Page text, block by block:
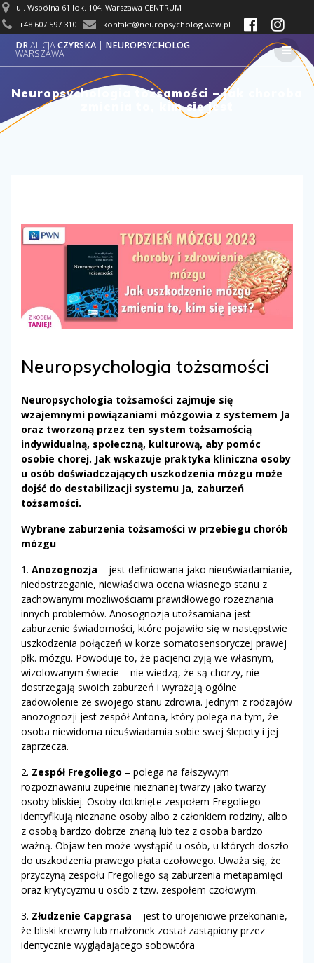
Przejdź
do
treści
ul. Wspólna 61 lok. 104, Warszawa CENTRUM
+48 607 597 310 kontakt@neuropsycholog.waw.pl
DRALICJACZYRSKA| NEUROPSYCHOLOG
WARSZAWA
Neuropsychologia tożsamości – jak choroba
zmienia to, kim się jest
Neuropsychologia tożsamości
Neuropsychologia tożsamości zajmuje się
wzajemnymi powiązaniami mózgowia z systemem Ja
oraz tworzoną przez ten system tożsamością
indywidualną, społeczną, kulturową, aby pomóc
osobie chorej. Jak wskazuje praktyka kliniczna osoby
u osób doświadczających uszkodzenia mózgu może
dojść do destabilizacji systemu Ja, zaburzeń
tożsamości.
Wybrane zaburzenia tożsamości w przebiegu chorób
mózgu
1. Anozognozja – jest definiowana jako nieuświadamianie,
niedostrzeganie, niewłaściwa ocena własnego stanu z
zachowanymi możliwościami prawidłowego rozeznania
innych problemów. Anosognozja utożsamiana jest
zaburzenie świadomości, które pojawiło się w następstwie
uszkodzenia połączeń w korze somatosensoryczej prawej
płk. mózgu. Powoduje to, że pacjenci żyją we własnym,
wizolowanym świecie – nie wiedzą, że są chorzy, nie
dostrzegają swoich zaburzeń i wyrażają ogólne
zadowolenie ze swojego stanu zdrowia. Jednym z rodzajów
anozognozji jest zespół Antona, który polega na tym, że
osoba niewidoma nieuświadamia sobie swej ślepoty i jej
zaprzecza.
2. Zespół Fregoliego – polega na fałszywym
rozpoznawaniu zupełnie nieznanej twarzy jako twarzy
osoby bliskiej. Osoby dotknięte zespołem Fregoliego
identyfikują nieznane osoby albo z członkiem rodziny, albo
z osobą bardzo dobrze znaną lub tez z osoba bardzo
ważną. Objaw ten może wystąpić u osób, u których doszło
do uszkodzenia prawego płata czołowego. Uważa się, że
przyczyną zespołu Fregoliego są zaburzenia metapamięci
oraz krytycyzmu u osób z tzw. zespołem czołowym.
3. Złudzenie Capgrasa – jest to urojeniowe przekonanie,
że bliski krewny lub małżonek został zastąpiony przez
identycznie wyglądającego sobowtóra